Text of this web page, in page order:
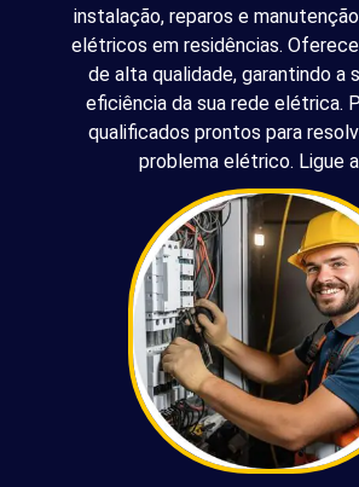
instalação, reparos e
elétricos em residências.
de alta qualidade, garantindo a
eficiência da sua rede elétrica.
qualificados prontos para
problema elétrico. Ligue